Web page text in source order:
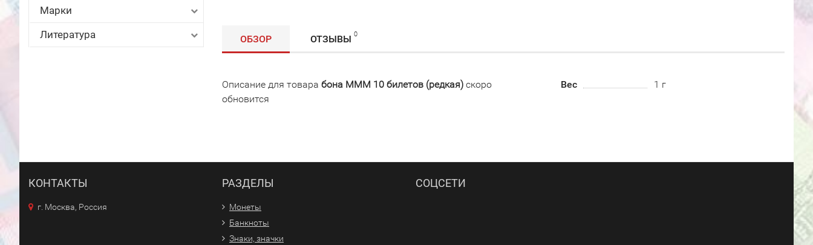
Марки
Литература
ОБЗОР ОТЗЫВЫ 0
Описание для товара бона МММ 10 билетов (редкая) скоро
обновится
Вес 1 г
КОНТАКТЫ
г. Москва, Россия
РАЗДЕЛЫ
Монеты
Банкноты
Знаки, значки
СОЦСЕТИ